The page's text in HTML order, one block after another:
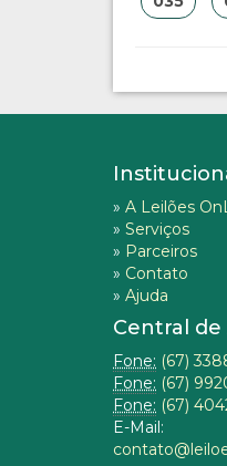
» A Leilões
» Serviços
» Parceiros
» Contato
» Ajuda
Central
Fone: (67)
Fone: (67)
Fone: (67)
E-Mail: